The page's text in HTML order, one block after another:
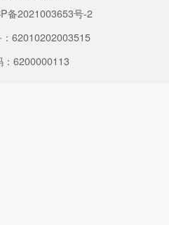
备2021003653号-2
62010202003515
：6200000113